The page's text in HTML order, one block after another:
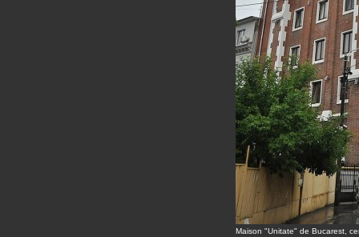
Maison "Unitate" de Bucarest,